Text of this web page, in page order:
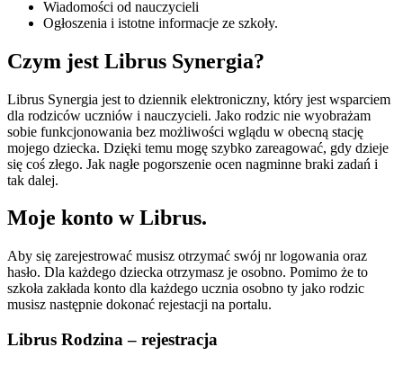
Wiadomości od nauczycieli
Ogłoszenia i istotne informacje ze szkoły.
Czym jest Librus Synergia?
Librus Synergia jest to dziennik elektroniczny, który jest wsparciem
dla rodziców uczniów i nauczycieli. Jako rodzic nie wyobrażam
sobie funkcjonowania bez możliwości wglądu w obecną stację
mojego dziecka. Dzięki temu mogę szybko zareagować, gdy dzieje
się coś złego. Jak nagłe pogorszenie ocen nagminne braki zadań i
tak dalej.
Moje konto w Librus.
Aby się zarejestrować musisz otrzymać swój nr logowania oraz
hasło. Dla każdego dziecka otrzymasz je osobno. Pomimo że to
szkoła zakłada konto dla każdego ucznia osobno ty jako rodzic
musisz następnie dokonać rejestacji na portalu.
Librus Rodzina – rejestracja